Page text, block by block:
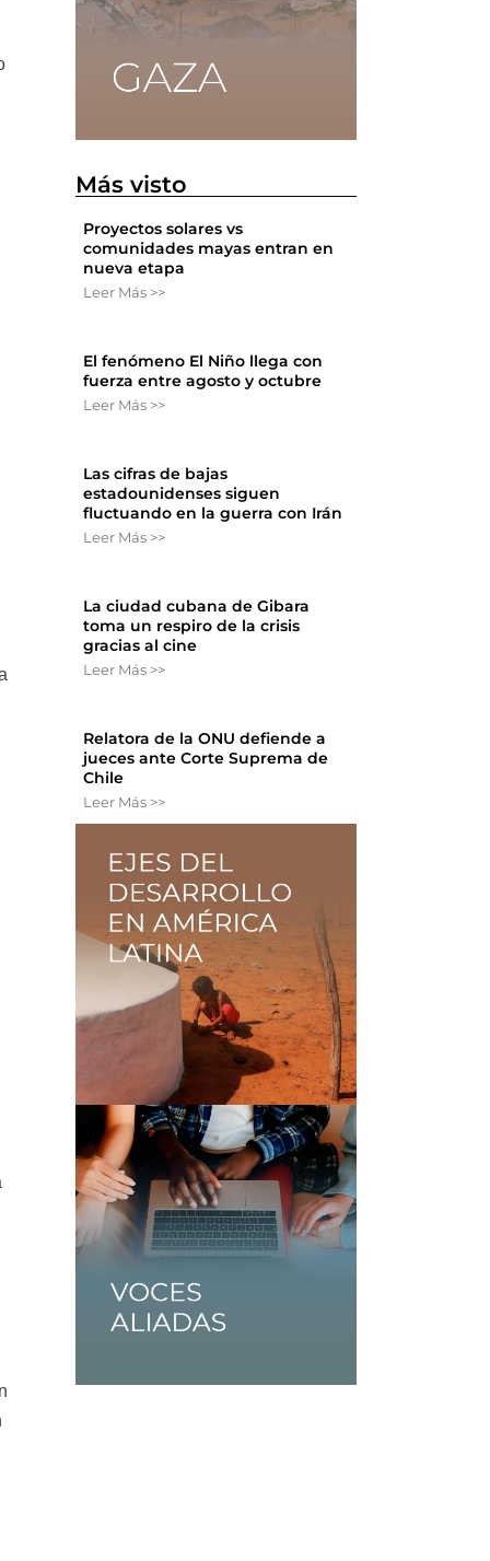
Más visto
Proyectos solares vs
comunidades mayas entran en
nueva etapa
Leer Más >>
El fenómeno El Niño llega con
fuerza entre agosto y octubre
Leer Más >>
Las cifras de bajas
estadounidenses siguen
fluctuando en la guerra con Irán
Leer Más >>
La ciudad cubana de Gibara
toma un respiro de la crisis
gracias al cine
Leer Más >>
Relatora de la ONU defiende a
jueces ante Corte Suprema de
Chile
Leer Más >>